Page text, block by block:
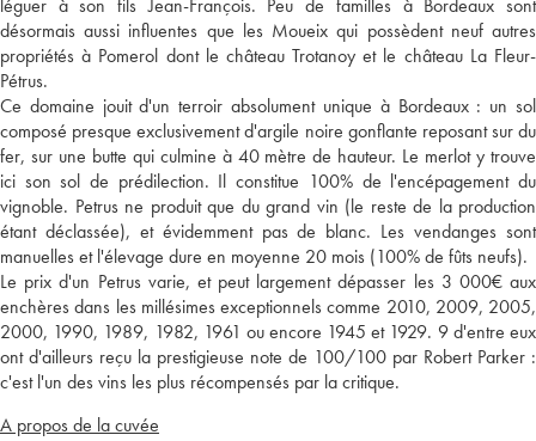
léguer à son fils Jean-François. Peu de familles à Bordeaux sont
désormais aussi influentes que les Moueix qui possèdent neuf autres
propriétés à Pomerol dont le château Trotanoy et le château La Fleur-
Pétrus.
Ce domaine jouit d'un terroir absolument unique à Bordeaux : un sol
composé presque exclusivement d'argile noire gonflante reposant sur du
fer, sur une butte qui culmine à 40 mètre de hauteur. Le merlot y trouve
ici son sol de prédilection. Il constitue 100% de l'encépagement du
vignoble. Petrus ne produit que du grand vin (le reste de la production
étant déclassée), et évidemment pas de blanc. Les vendanges sont
manuelles et l'élevage dure en moyenne 20 mois (100% de fûts neufs).
Le prix d'un Petrus varie, et peut largement dépasser les 3 000€ aux
enchères dans les millésimes exceptionnels comme 2010, 2009, 2005,
2000, 1990, 1989, 1982, 1961 ou encore 1945 et 1929. 9 d'entre eux
ont d'ailleurs reçu la prestigieuse note de 100/100 par Robert Parker :
c'est l'un des vins les plus récompensés par la critique.
A propos de la cuvée